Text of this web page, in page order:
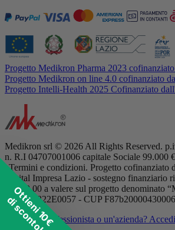
Progetto Medikron Pharma 2023
Progetto Medikron on line 4.0 cofinanziato
Progetto Intelli-Health 2025 Cofinanziato
Medikron srl © 2026 All Rights Reserved.
n. R.I 04707001006 capitale Sociale 99.000
| Termini e condizioni. Progetto cofinanziato
Digital Impresa Lazio - sostegno finanziario
11.250,00 a valere sul progetto denominato
POR A0322E0057 - CUP F87b20000430006
Sei un professionista o un'azienda?
Ottieni 10€
di sconto!